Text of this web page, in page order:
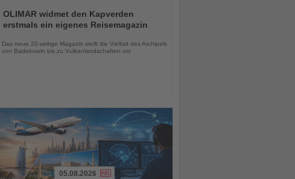
Sie
die
OLIMAR widmet den Kapverden
erstmals ein eigenes Reisemagazin
Das neue 20-seitige Magazin stellt die Vielfalt des Archipels
von Badeinseln bis zu Vulkanlandschaften vor
05.08.2026